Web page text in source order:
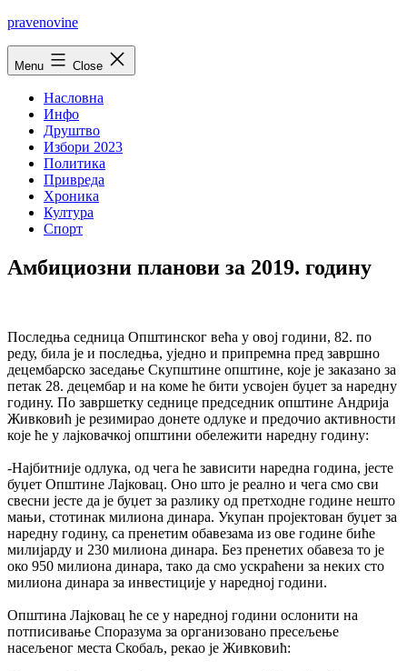
Skip
pravenovine
Menu Close
Насловна
Инфо
Друштво
Избори 2023
Политика
Привреда
Хроника
Култура
Спорт
Амбициозни планови за 2019. годину
Последња седница Општинског већа у овој години, 82. по
реду, била је и последња, уједно и припремна пред завршно
децембарско заседање Скупштине општине, које је заказано за
петак 28. децембар и на коме ће бити усвојен буџет за наредну
годину. По завршетку седнице председник општине Андрија
Живковић је резимирао донете одлуке и предочио активности
које ће у лајковачкој општини обележити наредну годину:
-Најбитније одлука, од чега ће зависити наредна година, јесте
буџет Општине Лајковац. Оно што је реално и чега смо сви
свесни јесте да је буџет за разлику од претходне године нешто
мањи, стотинак милиона динара. Укупан пројектован буџет за
наредну годину, са пренетим обавезама из ове године биће
милијарду и 230 милиона динара. Без пренетих обавеза то је
око 950 милиона динара, тако да смо ускраћени за неких сто
милиона динара за инвестиције у наредној години.
Општина Лајковац ће се у наредној години ослонити на
потписивање Споразума за организовано пресељење
насељеног места Скобаљ, рекао је Живковић: